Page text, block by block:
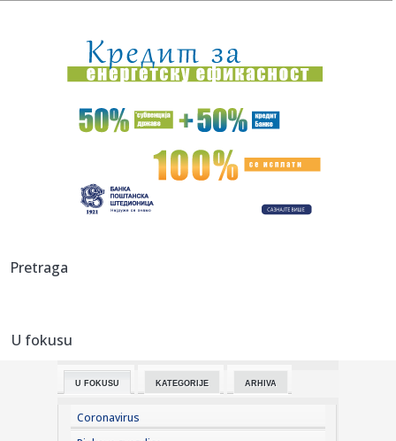
14:23:Siti odbio Barsu – odredio cenu za Rodrija
14:22:Vozač saniteta Mario Ilić nastavlja oporavak u Vranju
VELIKO IZNENAĐENJE: Vratio se Donatas Motiejunas!
14:21:Cene goriva u Srbiji, 7. avgust 2026.
14:17:
14:16: Filip Kostić potpisao ugovor sa PSV-om
Pretraga
U fokusu
U FOKUSU KATEGORIJE ARHIVA
Coronavirus